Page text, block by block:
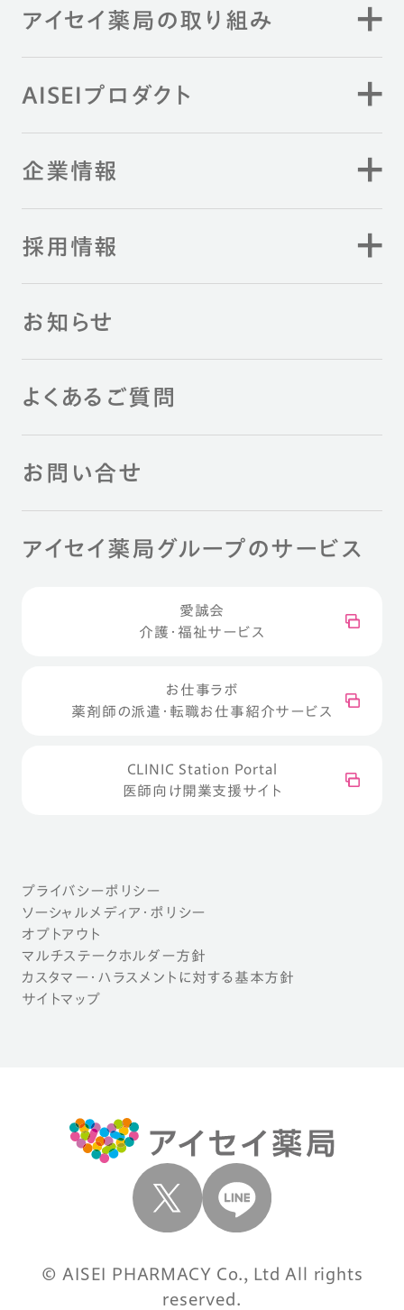
アイセイ薬局の取り組み
AISEIプロダクト
企業情報
採用情報
お知らせ
よくあるご質問
お問い合せ
アイセイ薬局グループのサービス
愛誠会
介護・福祉サービス
お仕事ラボ
薬剤師の派遣・転職お仕事紹介サービス
CLINIC Station Portal
医師向け開業支援サイト
プライバシーポリシー
ソーシャルメディア・ポリシー
オプトアウト
マルチステークホルダー方針
カスタマー・ハラスメントに対する基本方針
サイトマップ
© AISEI PHARMACY Co., Ltd All rights
reserved.